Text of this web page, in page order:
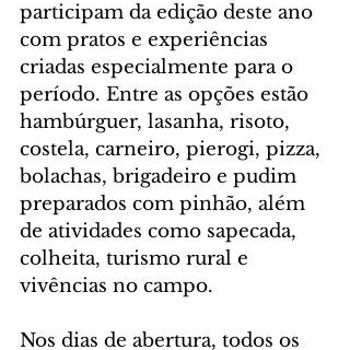
participam da edição deste ano
com pratos e experiências
criadas especialmente para o
período. Entre as opções estão
hambúrguer, lasanha, risoto,
costela, carneiro, pierogi, pizza,
bolachas, brigadeiro e pudim
preparados com pinhão, além
de atividades como sapecada,
colheita, turismo rural e
vivências no campo.
Nos dias de abertura, todos os